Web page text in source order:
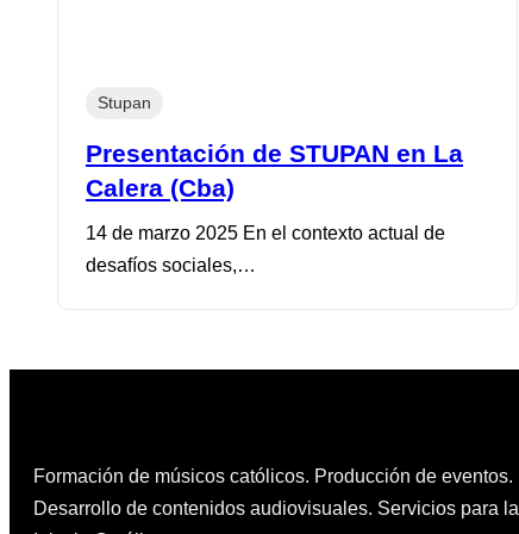
Stupan
Presentación de STUPAN en La
Calera (Cba)
14 de marzo 2025 En el contexto actual de
desafíos sociales,…
Formación de músicos católicos. Producción de eventos.
Desarrollo de contenidos audiovisuales. Servicios para la